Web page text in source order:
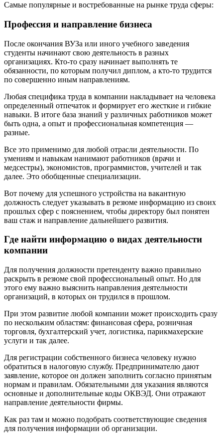
Самые популярные и востребованные на рынке труда сферы:
Профессия и направление бизнеса
После окончания ВУЗа или иного учебного заведения
студенты начинают свою деятельность в разных
организациях. Кто-то сразу начинает выполнять те
обязанности, по которым получил диплом, а кто-то трудится
по совершенно иным направлениям.
Любая специфика труда в компании накладывает на человека
определенный отпечаток и формирует его жесткие и гибкие
навыки. В итоге база знаний у различных работников может
быть одна, а опыт и профессиональная компетенция —
разные.
Все это применимо для любой отрасли деятельности. По
умениям и навыкам нанимают работников (врачи и
медсестры), экономистов, программистов, учителей и так
далее. Это обобщенные специализации.
Вот почему для успешного устройства на вакантную
должность следует указывать в резюме информацию из своих
прошлых сфер с пояснением, чтобы директору был понятен
ваш стаж и направление дальнейшего развития.
Где найти информацию о видах деятельности
компании
Для получения должности претенденту важно правильно
раскрыть в резюме свой профессиональный опыт. Но для
этого ему важно выяснить направления деятельности
организаций, в которых он трудился в прошлом.
При этом развитие любой компании может происходить сразу
по нескольким областям: финансовая сфера, розничная
торговля, бухгалтерский учет, логистика, парикмахерские
услуги и так далее.
Для регистрации собственного бизнеса человеку нужно
обратиться в налоговую службу. Предпринимателю дают
заявление, которое он должен заполнить согласно принятым
нормам и правилам. Обязательными для указания являются
основные и дополнительные коды ОКВЭД. Они отражают
направление деятельности фирмы.
Как раз там и можно подобрать соответствующие сведения
для получения информации об организации.